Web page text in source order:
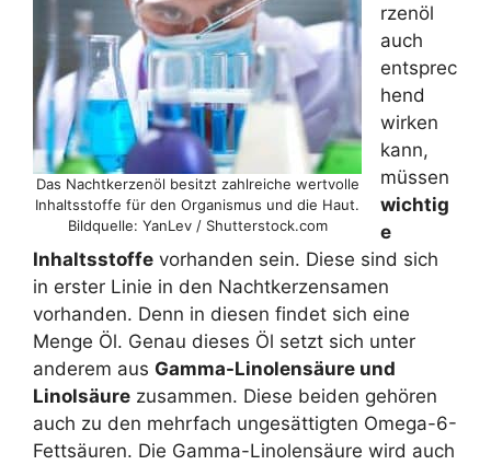
Das Nachtkerzenöl besitzt zahlreiche wertvolle
Inhaltsstoffe für den Organismus und die Haut.
Bildquelle: YanLev / Shutterstock.com
rzenöl
auch
entsprec
hend
wirken
kann,
müssen
wichtig
e
Inhaltsstoffe vorhanden sein. Diese sind sich
in erster Linie in den Nachtkerzensamen
vorhanden. Denn in diesen findet sich eine
Menge Öl. Genau dieses Öl setzt sich unter
anderem aus Gamma-Linolensäure und
Linolsäure zusammen. Diese beiden gehören
auch zu den mehrfach ungesättigten Omega-6-
Fettsäuren. Die Gamma-Linolensäure wird auch